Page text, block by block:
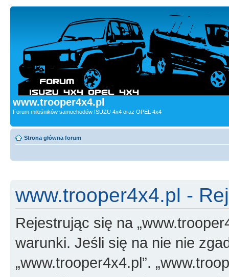
www.trooper4x4.pl
Forum miłośników samochodów ISUZU 4x4 oraz OPEL 4x4
Strona główna forum
www.trooper4x4.pl -
Rejestrując się na
warunki. Jeśli się na nie nie
„www.trooper4x4.pl”.